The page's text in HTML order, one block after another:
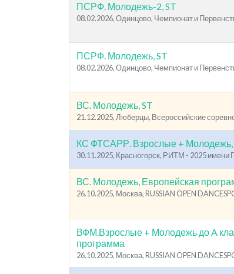
ПСРФ. Молодежь-2, ST
08.02.2026, Одинцово, Чемпионат и
ПСРФ. Молодежь, ST
08.02.2026, Одинцово, Чемпионат и
ВС. Молодежь, ST
21.12.2025, Люберцы, Всероссийские
КС ФТСАРР. Взрослые + Молодежь,
30.11.2025, Красногорск, РИТМ - 2025 имени
ВС. Молодежь, Европейская
26.10.2025, Москва, RUSSIAN OPEN
ВФМ.Взрослые + Молодежь до A
программа
26.10.2025, Москва, RUSSIAN OPEN